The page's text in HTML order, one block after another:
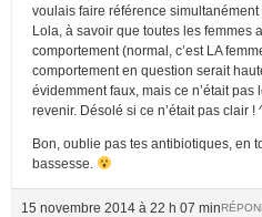
voulais faire référence
Lola, à savoir que toutes les femmes
comportement (normal, c’est LA
comportement en question serait
évidemment faux, mais ce n’était
revenir. Désolé si ce n’était pas clair !
Bon, oublie pas tes antibiotiques, en
bassesse.
15 novembre 2014 à 22 h 07 min